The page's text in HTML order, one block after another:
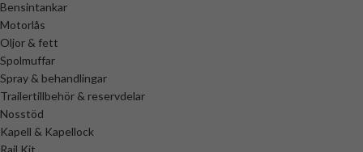
Bensintankar
Motorlås
Oljor & fett
Spolmuffar
Spray & behandlingar
Trailertillbehör & reservdelar
Nosstöd
Kapell & Kapellock
Rail Kit